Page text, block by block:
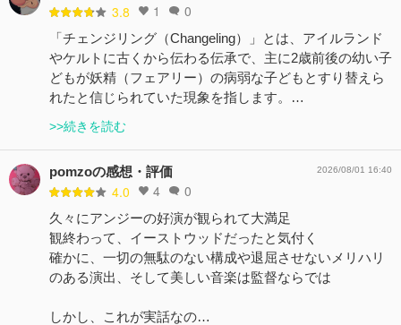
3.8 1 0
「チェンジリング（Changeling）」とは、アイルランド
やケルトに古くから伝わる伝承で、主に2歳前後の幼い子
どもが妖精（フェアリー）の病弱な子どもとすり替えら
れたと信じられていた現象を指します。…
>>続きを読む
pomzoの感想・評価
4.0 4 0
2026/08/01 16:40
久々にアンジーの好演が観られて大満足
観終わって、イーストウッドだったと気付く
確かに、一切の無駄のない構成や退屈させないメリハリ
のある演出、そして美しい音楽は監督ならでは
しかし、これが実話なの…